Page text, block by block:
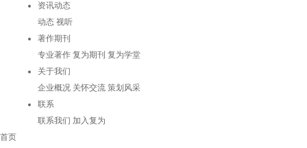
资讯动态
动态 视听
著作期刊
专业著作 复为期刊 复为学堂
关于我们
企业概况 关怀交流 策划风采
联系
联系我们 加入复为
首页